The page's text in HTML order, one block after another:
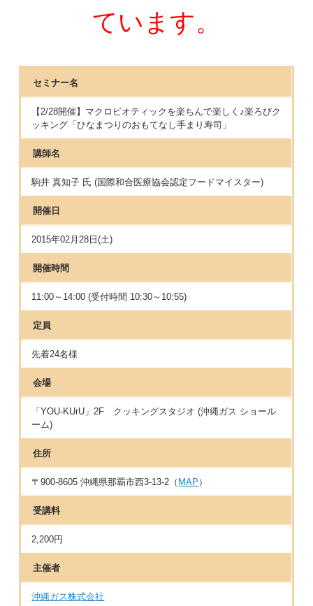
ています。
セミナー名
【2/28開催】マクロビオティックを楽ちんで楽しく♪楽ろびク
ッキング「ひなまつりのおもてなし手まり寿司」
講師名
駒井 真知子 氏 (国際和合医療協会認定フードマイスター)
開催日
2015年02月28日(土)
開催時間
11:00～14:00 (受付時間 10:30～10:55)
定員
先着24名様
会場
「YOU-KUrU」2F クッキングスタジオ (沖縄ガス ショール
ーム)
住所
〒900-8605 沖縄県那覇市西3-13-2（ MAP ）
受講料
2,200円
主催者
沖縄ガス株式会社